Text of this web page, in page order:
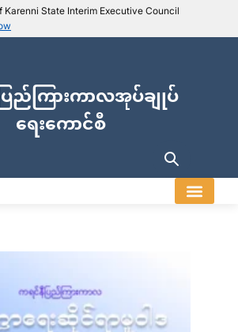
Karenni State Interim Executive Council
links
use HTTPS
or a URL starting with
ည်ကြားကာလအုပ်ချုပ်
ရေးကောင်စီ